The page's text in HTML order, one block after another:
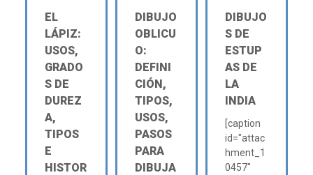
EL
LÁPIZ:
USOS,
GRADO
S DE
DUREZ
A,
TIPOS
E
HISTOR
DIBUJO
OBLICU
O:
DEFINI
CIÓN,
TIPOS,
USOS,
PASOS
PARA
DIBUJA
DIBUJO
S DE
ESTUP
AS DE
LA
INDIA
[caption
id="attac
hment_1
0457"